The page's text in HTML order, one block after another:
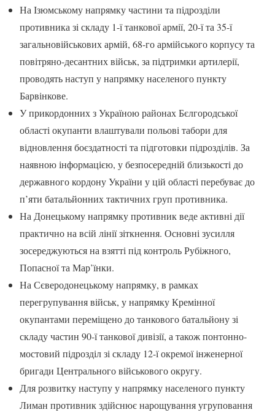
На Ізюмському напрямку частини та підрозділи
противника зі складу 1-ї танкової армії, 20-ї та 35-ї
загальновійськових армій, 68-го армійського корпусу та
повітряно-десантних військ, за підтримки артилерії,
проводять наступ у напрямку населеного пункту
Барвінкове.
У прикордонних з Україною районах Бєлгородської
області окупанти влаштували польові табори для
відновлення боєздатності та підготовки підрозділів. За
наявною інформацією, у безпосередній близькості до
державного кордону України у цій області перебуває до
п’яти батальйонних тактичних груп противника.
На Донецькому напрямку противник веде активні дії
практично на всій лінії зіткнення. Основні зусилля
зосереджуються на взятті під контроль Рубіжного,
Попасної та Мар’їнки.
На Сєверодонецькому напрямку, в рамках
перегрупування військ, у напрямку Кремінної
окупантами переміщено до танкового батальйону зі
складу частин 90-ї танкової дивізії, а також понтонно-
мостовий підрозділ зі складу 12-ї окремої інженерної
бригади Центрального військового округу.
Для розвитку наступу у напрямку населеного пункту
Лиман противник здійснює нарощування угруповання